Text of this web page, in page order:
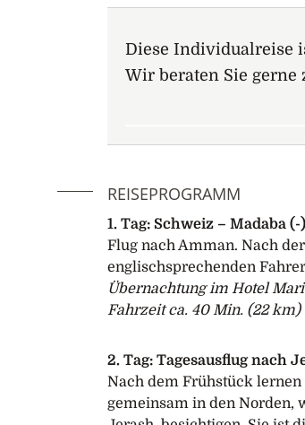
Diese Individualreise
Wir beraten Sie gerne
REISEPROGRAMM
1. Tag: Schweiz – Madaba (-)
Flug nach Amman. Nach
englischsprechenden
Übernachtung im Hotel
Fahrzeit ca. 40 Min. (22 km)
2. Tag: Tagesausflug nach
Nach dem Frühstück
gemeinsam in den Norden,